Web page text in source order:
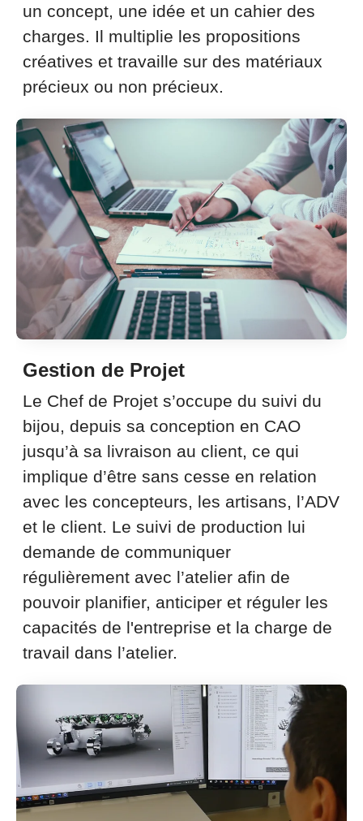
un concept, une idée et un cahier des
charges. Il multiplie les propositions
créatives et travaille sur des matériaux
précieux ou non précieux.
Gestion de Projet
Le Chef de Projet s’occupe du suivi du
bijou, depuis sa conception en CAO
jusqu’à sa livraison au client, ce qui
implique d’être sans cesse en relation
avec les concepteurs, les artisans, l’ADV
et le client. Le suivi de production lui
demande de communiquer
régulièrement avec l’atelier afin de
pouvoir planifier, anticiper et réguler les
capacités de l'entreprise et la charge de
travail dans l’atelier.